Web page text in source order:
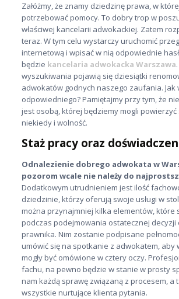
Załóżmy, że znamy dziedzinę prawa, w
potrzebować pomocy. To dobry trop w
właściwej kancelarii adwokackiej. Zatem
teraz. W tym celu wystarczy uruchomić
internetową i wpisać w nią odpowiednie
będzie kancelaria adwokacka Warszawa
wyszukiwania pojawią się dziesiątki
adwokatów godnych naszego zaufania. Jak
odpowiedniego? Pamiętajmy przy tym, że
jest osobą, której będziemy mogli powierzyć
niekiedy i wolność.
Staż pracy oraz
Odnalezienie dobrego adwokata w
pozorom wcale nie należy do
Dodatkowym utrudnieniem jest ilość
dziedzinie, którzy oferują swoje usługi w
można przynajmniej kilka elementów, które
podczas podejmowania ostatecznej
prawnika. Nim zostanie podpisane
umówić się na spotkanie z adwokatem, aby
mogły być omówione w cztery oczy.
fachu, na pewno będzie w stanie w prosty
nam każdą sprawę związaną z procesem, a
wszystkie nurtujące klienta pytania.